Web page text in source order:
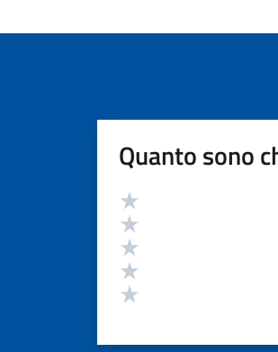
Quanto sono
Valutazione